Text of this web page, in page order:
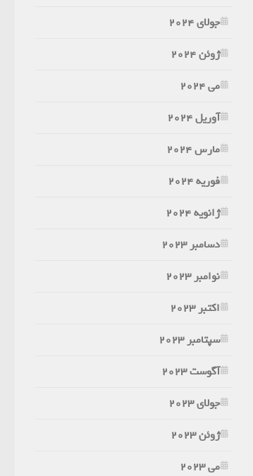
جولای 2024
ژوئن 2024
می 2024
آوریل 2024
مارس 2024
فوریه 2024
ژانویه 2024
دسامبر 2023
نوامبر 2023
اکتبر 2023
سپتامبر 2023
آگوست 2023
جولای 2023
ژوئن 2023
می 2023